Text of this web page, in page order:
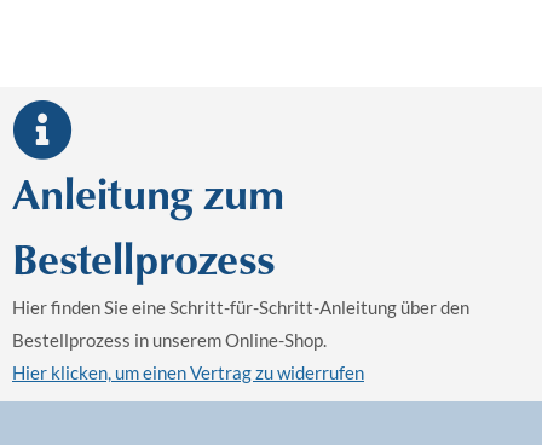
Anleitung zum
Bestellprozess
Hier finden Sie eine Schritt-für-Schritt-Anleitung über den
Bestellprozess in unserem Online-Shop.
Hier klicken, um einen Vertrag zu widerrufen